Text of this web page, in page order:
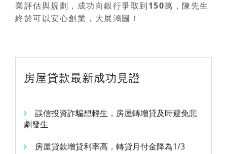
業評估與規劃，成功向銀行爭取到150萬 ，陳先生
終於可以安心創業，大展鴻圖！
房屋貸款最新成功見證
誤信投資詐騙想輕生，房屋轉增貸及時避免悲
劇發生
房屋貸款增貸利率高，轉貸月付金降為1/3